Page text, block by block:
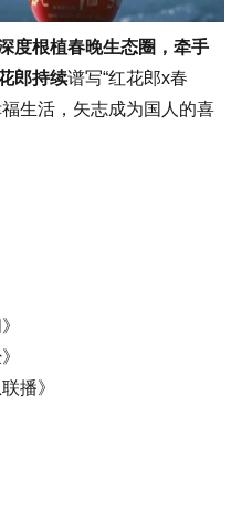
度根植春晚生态圈，牵手
郎持续谱写“红花郎x春
生活，矢志成为国人的喜
播》